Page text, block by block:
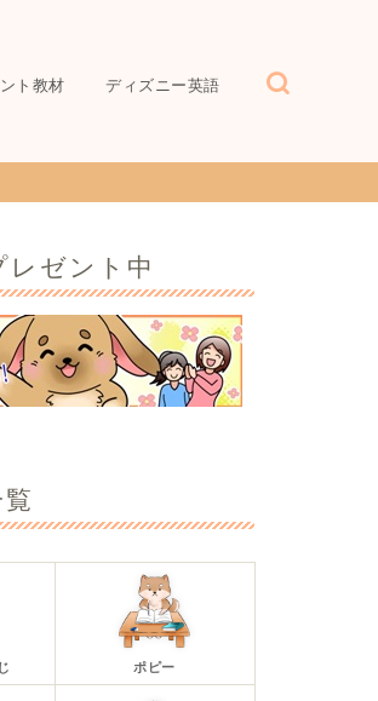
ト教材 ディズニー英語
レゼント中
ポピー